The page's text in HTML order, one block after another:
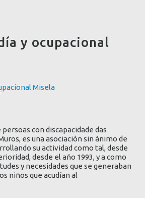
y ocupacional
con discapacidade das
es una asociación sin ánimo de
su actividad como tal, desde
desde el año 1993, y a como
y necesidades que se generaban
niños que acudían al